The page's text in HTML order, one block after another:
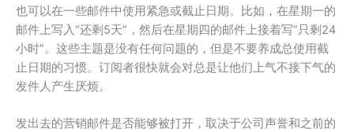
也可以在一些邮件中使用紧急或截止日期。比如，在星期一的
邮件上写入”还剩5天”，然后在星期四的邮件上接着写”只剩24
小时”。这些主题是没有任何问题的，但是不要养成总使用截
止日期的习惯。订阅者很快就会对总是让他们上气不接下气的
发件人产生厌烦。
发出去的营销邮件是否能够被打开，取决于公司声誉和之前的